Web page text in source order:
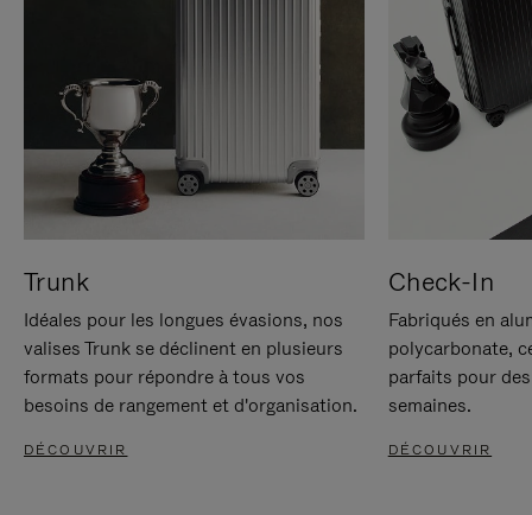
Trunk
Idéales pour les longues évasions, nos
valises Trunk se déclinent en plusieurs
formats pour répondre à tous vos
besoins de rangement et d'organisation.
DÉCOUVRIR
Check-In
Fabriqués en
polycarbonate,
parfaits pour
semaines.
DÉCOUVRIR